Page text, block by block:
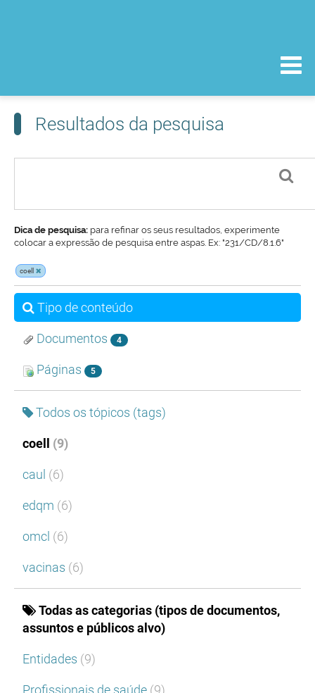
Resultados da pesquisa
Dica de pesquisa: para refinar os seus resultados, experimente
colocar a expressão de pesquisa entre aspas. Ex: "231/CD/8.1.6"
coell
Tipo de conteúdo
Documentos 4
Páginas 5
Todos os tópicos (tags)
coell (9)
caul (6)
edqm (6)
omcl (6)
vacinas (6)
Todas as categorias (tipos de documentos,
assuntos e públicos alvo)
Entidades (9)